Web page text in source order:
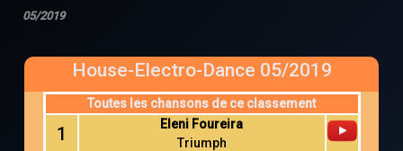
05/2019
House-Electro-Dance 05/2019
Toutes les chansons de ce classement
1
Eleni Foureira
Triumph